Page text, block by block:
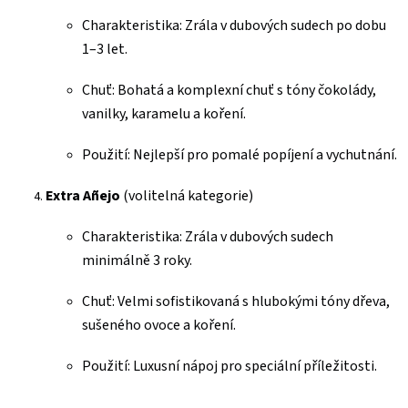
Charakteristika: Zrála v dubových sudech po dobu
1–3 let.
Chuť: Bohatá a komplexní chuť s tóny čokolády,
vanilky, karamelu a koření.
Použití: Nejlepší pro pomalé popíjení a vychutnání.
Extra Añejo (volitelná kategorie)
Charakteristika: Zrála v dubových sudech
minimálně 3 roky.
Chuť: Velmi sofistikovaná s hlubokými tóny dřeva,
sušeného ovoce a koření.
Použití: Luxusní nápoj pro speciální příležitosti.